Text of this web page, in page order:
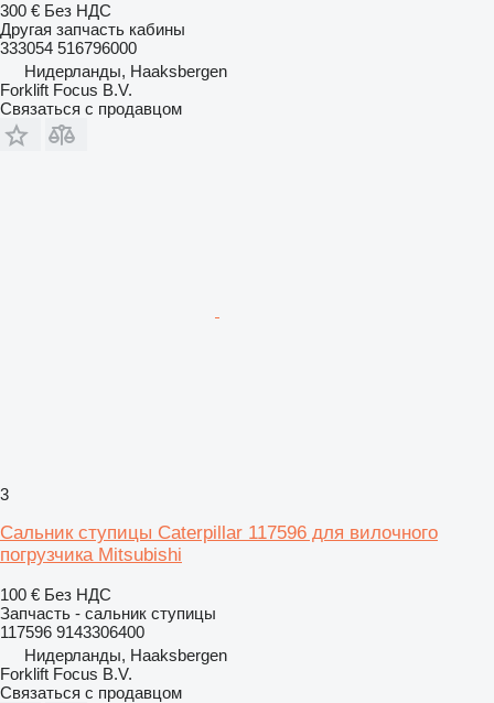
300 € Без НДС
Другая запчасть кабины
333054 516796000
Нидерланды, Haaksbergen
Forklift Focus B.V.
Связаться с продавцом
3
Сальник ступицы Caterpillar 117596 для вилочного
погрузчика Mitsubishi
100 € Без НДС
Запчасть - сальник ступицы
117596 9143306400
Нидерланды, Haaksbergen
Forklift Focus B.V.
Связаться с продавцом